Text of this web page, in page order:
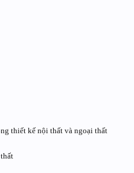
thiết kế nội thất và ngoại thất